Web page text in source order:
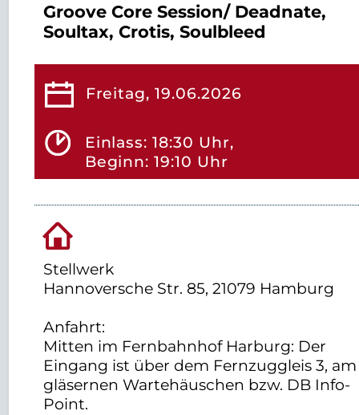
Groove Core Session/ Deadnate,
Soultax, Crotis, Soulbleed
Freitag, 19.06.2026
Einlass: 18:30 Uhr,
Beginn: 19:10 Uhr
Stellwerk
Hannoversche Str. 85, 21079 Hamburg
Anfahrt:
Mitten im Fernbahnhof Harburg: Der
Eingang ist über dem Fernzuggleis 3, am
gläsernen Wartehäuschen bzw. DB Info-
Point.